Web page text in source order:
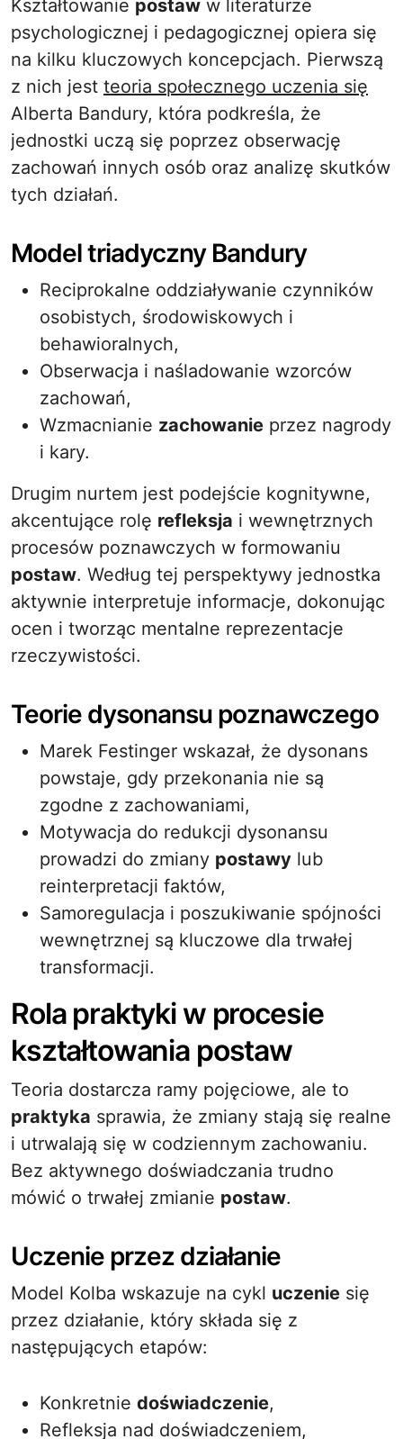
Kształtowanie postaw w literaturze
psychologicznej i pedagogicznej opiera się
na kilku kluczowych koncepcjach. Pierwszą
z nich jest teoria społecznego uczenia się
Alberta Bandury, która podkreśla, że
jednostki uczą się poprzez obserwację
zachowań innych osób oraz analizę skutków
tych działań.
Model triadyczny Bandury
Reciprokalne oddziaływanie czynników
osobistych, środowiskowych i
behawioralnych,
Obserwacja i naśladowanie wzorców
zachowań,
Wzmacnianie zachowanie przez nagrody
i kary.
Drugim nurtem jest podejście kognitywne,
akcentujące rolę refleksja i wewnętrznych
procesów poznawczych w formowaniu
postaw. Według tej perspektywy jednostka
aktywnie interpretuje informacje, dokonując
ocen i tworząc mentalne reprezentacje
rzeczywistości.
Teorie dysonansu poznawczego
Marek Festinger wskazał, że dysonans
powstaje, gdy przekonania nie są
zgodne z zachowaniami,
Motywacja do redukcji dysonansu
prowadzi do zmiany postawy lub
reinterpretacji faktów,
Samoregulacja i poszukiwanie spójności
wewnętrznej są kluczowe dla trwałej
transformacji.
Rola praktyki w procesie
kształtowania postaw
Teoria dostarcza ramy pojęciowe, ale to
praktyka sprawia, że zmiany stają się realne
i utrwalają się w codziennym zachowaniu.
Bez aktywnego doświadczania trudno
mówić o trwałej zmianie postaw.
Uczenie przez działanie
Model Kolba wskazuje na cykl uczenie się
przez działanie, który składa się z
następujących etapów:
Konkretnie doświadczenie,
Refleksja nad doświadczeniem,